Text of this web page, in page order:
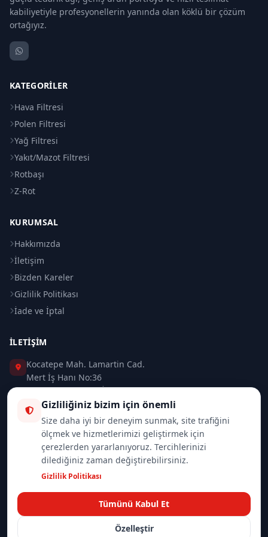
kabiliyetiyle profesyonellerin yanında olan köklü bir çözüm
ortağıyız.
KATEGORILER
Hava Filtresi
Polen Filtresi
Yağ Filtresi
Yakıt/Mazot Filtresi
Rotbaşı
Z-Rot
KURUMSAL
Hakkımızda
İletişim
Bizden Kareler
Gizlilik Politikası
İade ve İptal
İLETIŞIM
Kocatepe Mah. Lamartin Cad.
Mert İş Hanı No:36
Taksim / Beyoğlu / İSTANBUL
0 (212) 235 37 83
0 (532) 418 08 46
info@merttrade.com
Gizliliğiniz bizim için önemli
Size daha iyi bir deneyim sunmak, site trafiğini
ölçmek ve hizmetlerimizi geliştirmek için
çerezlerden yararlanıyoruz. Tercihlerinizi
dilediğiniz zaman değiştirebilirsiniz.
Gizlilik Politikası
Tümünü Kabul Et
Özelleştir